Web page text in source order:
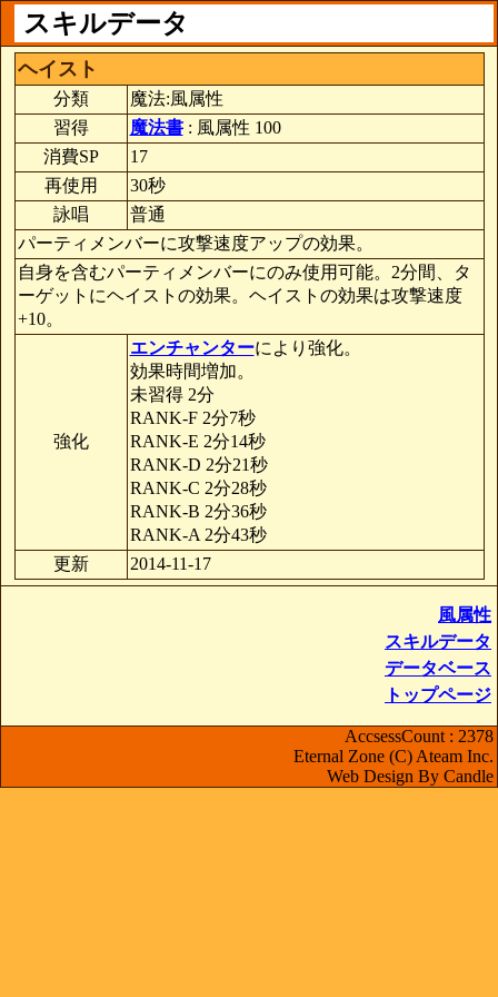
スキルデータ
ヘイスト
分類
魔法:風属性
習得
魔法書: 風属性 100
消費SP
17
再使用
30秒
詠唱
普通
パーティメンバーに攻撃速度アップの効果。
自身を含むパーティメンバーにのみ使用可能。2分間、タ
ーゲットにヘイストの効果。ヘイストの効果は攻撃速度
+10。
強化
エンチャンターにより強化。
効果時間増加。
未習得 2分
RANK-F 2分7秒
RANK-E 2分14秒
RANK-D 2分21秒
RANK-C 2分28秒
RANK-B 2分36秒
RANK-A 2分43秒
更新
2014-11-17
風属性
スキルデータ
データベース
トップページ
AccsessCount : 2378
Eternal Zone (C) Ateam Inc.
Web Design By Candle